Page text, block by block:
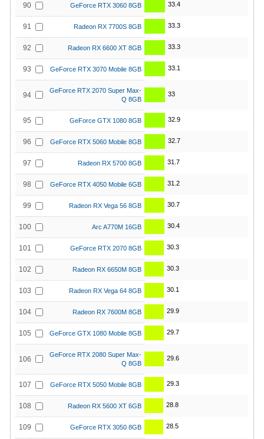
90 GeForce RTX 3060 8GB 33.4
91 Radeon RX 7700S 8GB 33.3
92 Radeon RX 6600 XT 8GB 33.3
93 GeForce RTX 3070 Mobile 8GB 33.1
94
GeForce RTX 2070 Super Max-
Q 8GB
33
95 GeForce GTX 1080 8GB 32.9
96 GeForce RTX 5060 Mobile 8GB 32.7
97 Radeon RX 5700 8GB 31.7
98 GeForce RTX 4050 Mobile 6GB 31.2
99 Radeon RX Vega 56 8GB 30.7
100 Arc A770M 16GB 30.4
101 GeForce RTX 2070 8GB 30.3
102 Radeon RX 6650M 8GB 30.3
103 Radeon RX Vega 64 8GB 30.1
104 Radeon RX 7600M 8GB 29.9
105 GeForce GTX 1080 Mobile 8GB 29.7
106
GeForce RTX 2080 Super Max-
Q 8GB
29.6
107 GeForce RTX 5050 Mobile 8GB 29.3
108 Radeon RX 5600 XT 6GB 28.8
109 GeForce RTX 3050 8GB 28.5